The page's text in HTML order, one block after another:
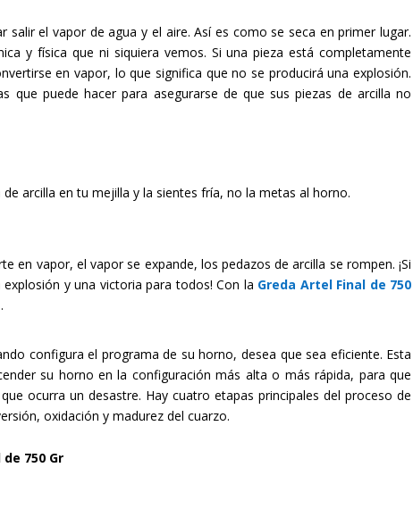
el vapor de agua y el aire. Así es como se seca en primer lugar.
y física que ni siquiera vemos. Si una pieza está completamente
en vapor, lo que significa que no se producirá una explosión.
que puede hacer para asegurarse de que sus piezas de arcilla no
arcilla en tu mejilla y la sientes fría, no la metas al horno.
en vapor, el vapor se expande, los pedazos de arcilla se rompen. ¡Si
y una victoria para todos! Con la Greda Artel Final de 750
configura el programa de su horno, desea que sea eficiente. Esta
su horno en la configuración más alta o más rápida, para que
ocurra un desastre. Hay cuatro etapas principales del proceso de
oxidación y madurez del cuarzo.
750 Gr